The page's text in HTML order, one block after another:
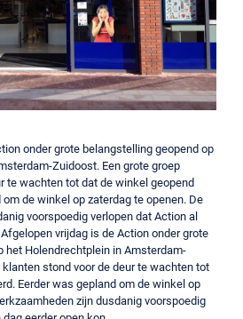
onder grote belangstelling geopend op
Zuidoost. Een grote groep
te wachten tot dat de winkel geopend
de winkel op zaterdag te openen. De
voorspoedig verlopen dat Action al
vrijdag is de Action onder grote
het Holendrechtplein in Amsterdam-
stond voor de deur te wachten tot
Eerder was gepland om de winkel op
zijn dusdanig voorspoedig